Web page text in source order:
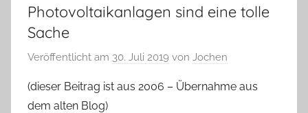
Photovoltaikanlagen sind eine tolle
Sache
Veröffentlicht am 30. Juli 2019 von Jochen
(dieser Beitrag ist aus 2006 – Übernahme aus
dem alten Blog)